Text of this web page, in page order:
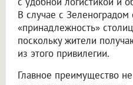
В случае с Зеленоградом
«принадлежность»
поскольку жители
из этого привилегии.
Главное преимущество